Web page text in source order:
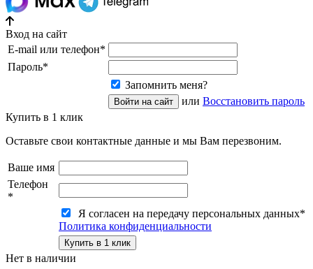
Вход на сайт
E-mail или телефон*
Пароль*
Запомнить меня?
или Восстановить пароль
Купить в 1 клик
Оставьте свои контактные данные и мы Вам перезвоним.
Ваше имя
Телефон
*
Я согласен на передачу персональных данных*
Политика конфиденциальности
Нет в наличии